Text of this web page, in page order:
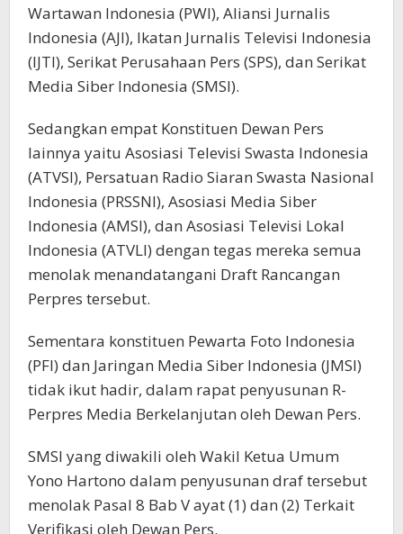
Wartawan Indonesia (PWI), Aliansi Jurnalis
Indonesia (AJI), Ikatan Jurnalis Televisi Indonesia
(IJTI), Serikat Perusahaan Pers (SPS), dan Serikat
Media Siber Indonesia (SMSI).
Sedangkan empat Konstituen Dewan Pers
lainnya yaitu Asosiasi Televisi Swasta Indonesia
(ATVSI), Persatuan Radio Siaran Swasta Nasional
Indonesia (PRSSNI), Asosiasi Media Siber
Indonesia (AMSI), dan Asosiasi Televisi Lokal
Indonesia (ATVLI) dengan tegas mereka semua
menolak menandatangani Draft Rancangan
Perpres tersebut.
Sementara konstituen Pewarta Foto Indonesia
(PFI) dan Jaringan Media Siber Indonesia (JMSI)
tidak ikut hadir, dalam rapat penyusunan R-
Perpres Media Berkelanjutan oleh Dewan Pers.
SMSI yang diwakili oleh Wakil Ketua Umum
Yono Hartono dalam penyusunan draf tersebut
menolak Pasal 8 Bab V ayat (1) dan (2) Terkait
Verifikasi oleh Dewan Pers.